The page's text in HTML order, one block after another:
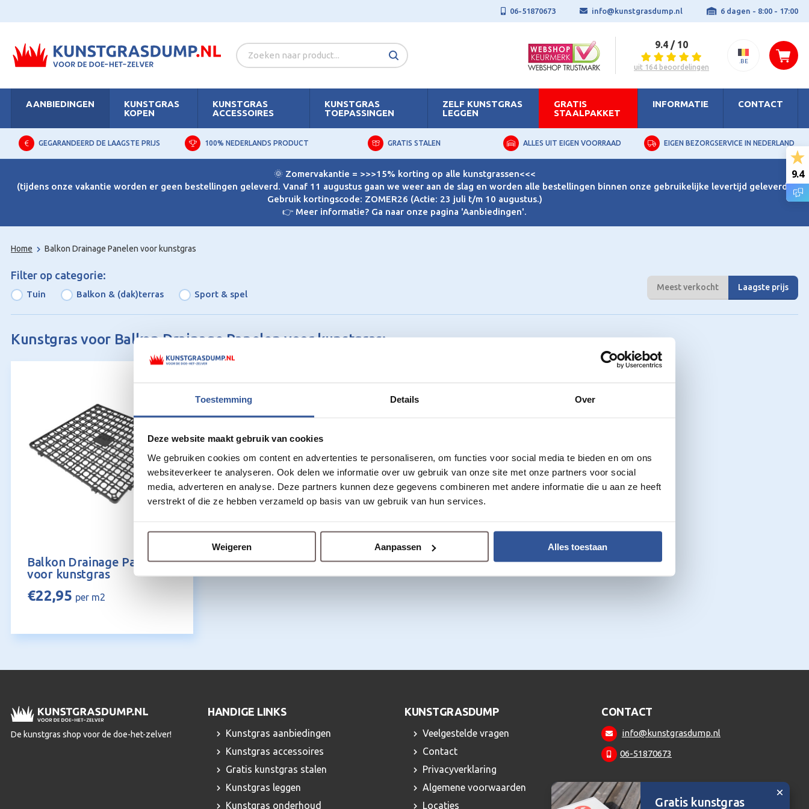
Toestemming Details Over
Deze website maakt gebruik van cookies
We gebruiken cookies om content en advertenties te personaliseren, om functies voor social media te bieden en om ons
websiteverkeer te analyseren. Ook delen we informatie over uw gebruik van onze site met onze partners voor social
media, adverteren en analyse. Deze partners kunnen deze gegevens combineren met andere informatie die u aan ze heeft
verstrekt of die ze hebben verzameld op basis van uw gebruik van hun services.
Weigeren Aanpassen Alles toestaan
06-51870673 info@kunstgrasdump.nl 6 dagen - 8:00 - 17:00
9.4 / 10
uit 164 beoordelingen
.BE
AANBIEDINGEN
KUNSTGRAS
KOPEN
KUNSTGRAS
ACCESSOIRES
KUNSTGRAS
TOEPASSINGEN
ZELF KUNSTGRAS
LEGGEN
GRATIS
STAALPAKKET
INFORMATIE CONTACT
GEGARANDEERD DE LAAGSTE PRIJS 100% NEDERLANDS PRODUCT GRATIS STALEN ALLES UIT EIGEN VOORRAAD EIGEN BEZORGSERVICE IN NEDERLAND
🌞 Zomervakantie = >>>15% korting op alle kunstgrassen<<<
(tijdens onze vakantie worden er geen bestellingen geleverd. Vanaf 11 augustus gaan we weer aan de slag en worden alle bestellingen binnen onze gebruikelijke levertijd geleverd.)
Gebruik kortingscode: ZOMER26 (Actie: 23 juli t/m 10 augustus.)
👉 Meer informatie? Ga naar onze pagina 'Aanbiedingen'.
Home Balkon Drainage Panelen voor kunstgras
Filter op categorie:
Tuin Balkon & (dak)terras Sport & spel
Meest verkocht Laagste prijs
Kunstgras voor Balkon Drainage Panelen voor kunstgras:
Balkon Drainage Panelen
voor kunstgras
€22,95 per m2
De kunstgras shop voor de doe-het-zelver!
HANDIGE LINKS
Kunstgras aanbiedingen
Kunstgras accessoires
Gratis kunstgras stalen
Kunstgras leggen
Kunstgras onderhoud
KUNSTGRASDUMP
Veelgestelde vragen
Contact
Privacyverklaring
Algemene voorwaarden
Locaties
CONTACT
info@kunstgrasdump.nl
06-51870673
Gratis kunstgras
9.4